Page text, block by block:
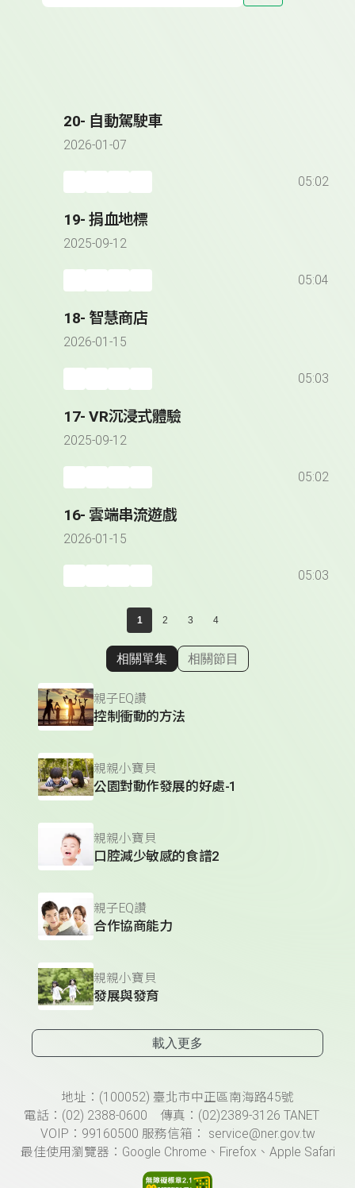
20- 自動駕駛車
2026-01-07
05:02
19- 捐血地標
2025-09-12
05:04
18- 智慧商店
2026-01-15
05:03
17- VR沉浸式體驗
2025-09-12
05:02
16- 雲端串流遊戲
2026-01-15
05:03
1 2 3 4
顯示相關單集
相關單集 相關節目
親子EQ讚
控制衝動的方法
親親小寶貝
公園對動作發展的好處-1
親親小寶貝
口腔減少敏感的食譜2
親子EQ讚
合作協商能力
親親小寶貝
發展與發育
載入更多
頁尾資訊地址：(100052) 臺北市中正區南海路45號
電話：(02) 2388-0600 傳真：(02)2389-3126 TANET
VOIP：99160500 服務信箱： service@ner.gov.tw
最佳使用瀏覽器：Google Chrome、Firefox、Apple Safari